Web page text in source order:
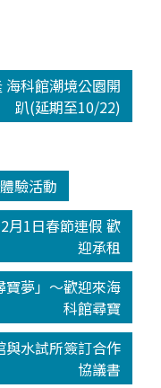
海科館潮境公園開
趴(延期至10/22)
驗活動
月1日春節連假 歡
迎承租
寶夢」～歡迎來海
科館尋寶
與水試所簽訂合作
協議書